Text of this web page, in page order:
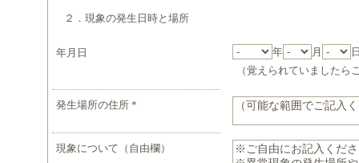
２．現象の発生日時と場所
年月日 年 月
（覚えられていました
発生場所の住所 *
現象について（自由欄）